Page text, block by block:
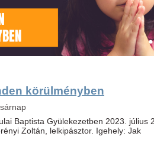
körülményben
Baptista Gyülekezetben 2023. július
Zoltán, lelkipásztor. Igehely: Jak